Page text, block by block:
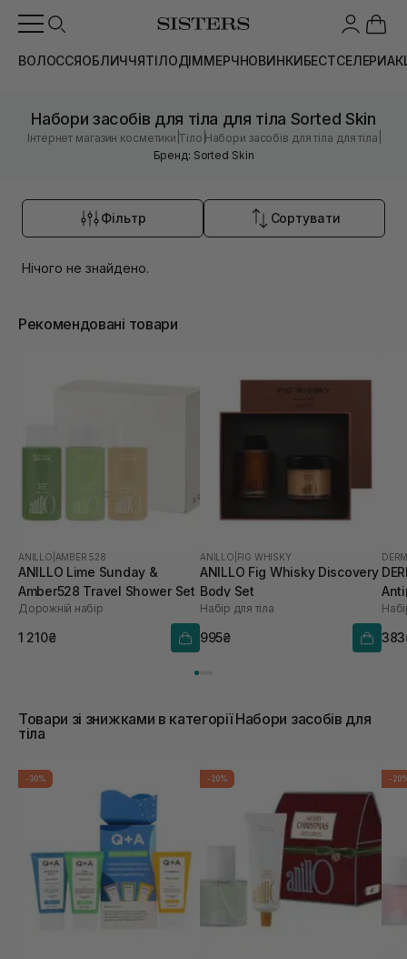
ВОЛОССЯОБЛИЧЧЯТІЛОДІММЕРЧНОВИНКИБЕСТСЕЛЕРИ
Набори засобів для тіла для тіла Sorted Skin
Інтернет магазин косметики |Тіло |Набори засобів для тіла для тіла
Бренд: Sorted Skin
Фільтр Сортувати
Нічого не знайдено.
Рекомендовані товари
ANILLO AMBER 528
ANILLO Lime Sunday &
Amber528 Travel Shower Set
Дорожній набір
1 210₴
ANILLO FIG WHISKY
ANILLO Fig Whisky Discovery
Body Set
Набір для тіла
995₴
Товари зі знижками в категорії Набори засобів для
тіла
-30% -20% -